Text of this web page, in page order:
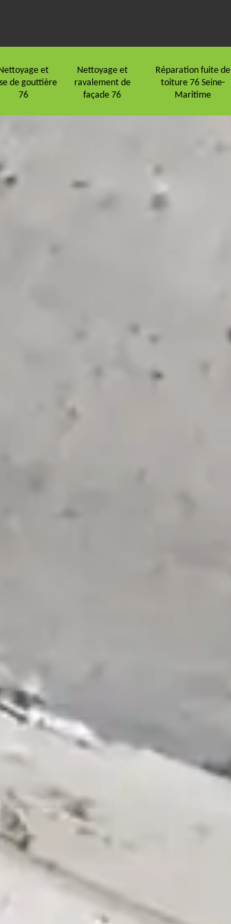
et
de gouttière
76
Nettoyage et
ravalement de
façade 76
Réparation fuite de
toiture 76 Seine-
Maritime